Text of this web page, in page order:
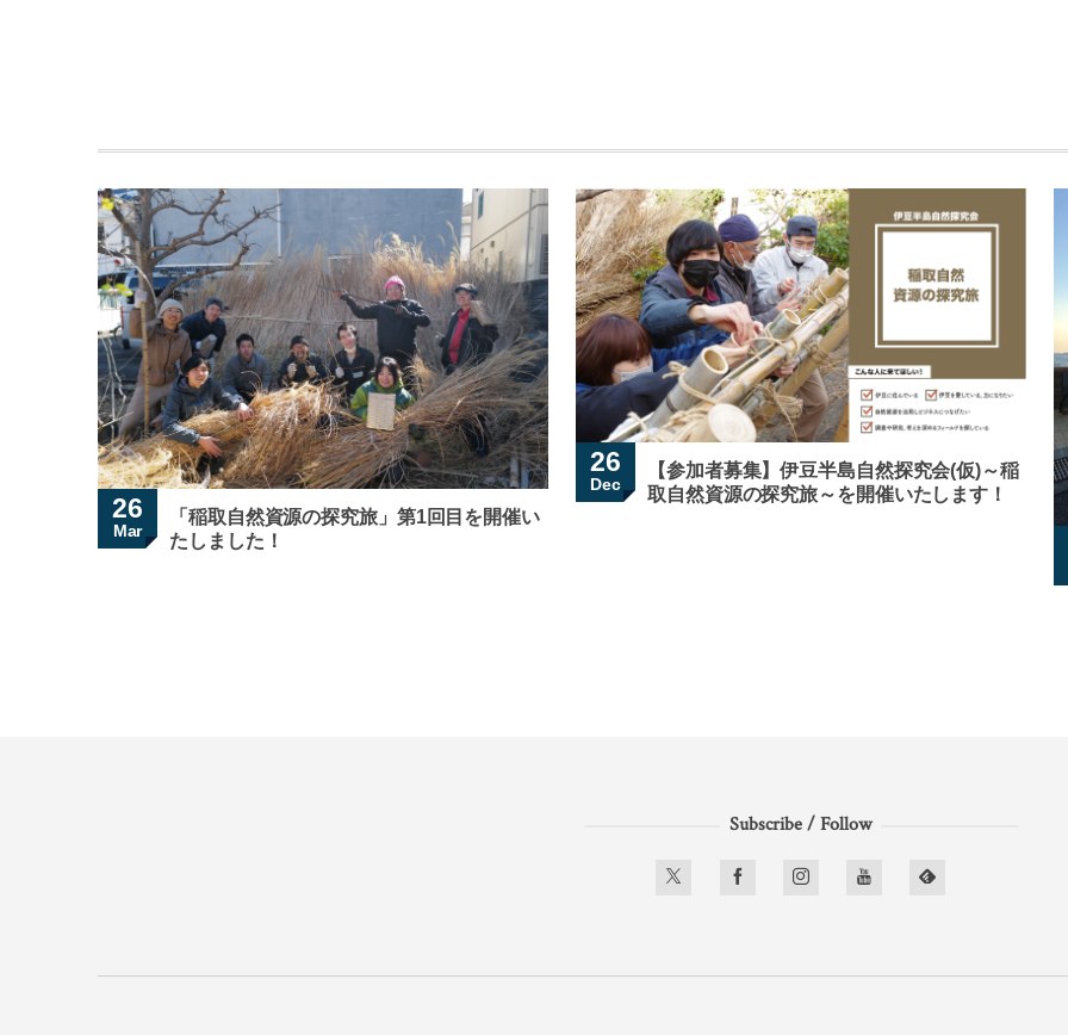
26
Mar
「稲取自然資源の探究旅」第1回目を開催い
たしました！
26
Dec
【参加者募集】伊豆半島自然探究会(仮)～稲
取自然資源の探究旅～を開催いたします！
Subscribe / Follow